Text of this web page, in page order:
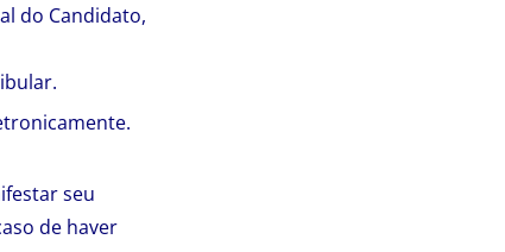
do Candidato,
seu
de haver